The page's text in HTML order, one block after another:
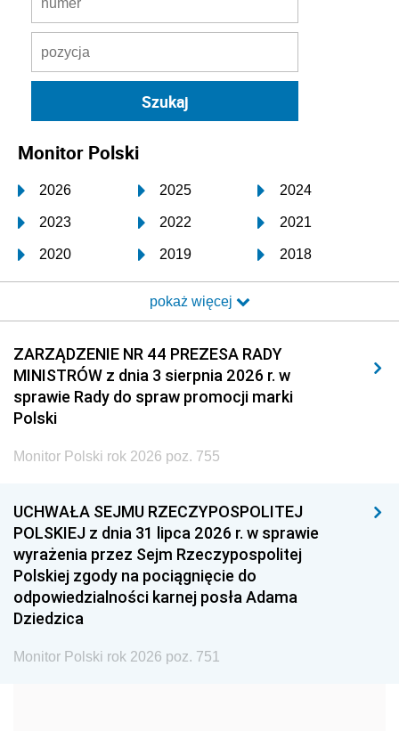
Monitor Polski
2026 2025 2024
2023 2022 2021
2020 2019 2018
2017 2016 2015
2014 2013 2012
2011 2010 2009
2008 2007 2006
2005
1996 1995 1994
1993 1992 1991
1990 1989
1987 1986 1985
pokaż więcej
ZARZĄDZENIE NR 44 PREZESA RADY
MINISTRÓW z dnia 3 sierpnia 2026 r. w
sprawie Rady do spraw promocji marki
Polski
Monitor Polski rok 2026 poz. 755
UCHWAŁA SEJMU RZECZYPOSPOLITEJ
POLSKIEJ z dnia 31 lipca 2026 r. w sprawie
wyrażenia przez Sejm Rzeczypospolitej
Polskiej zgody na pociągnięcie do
odpowiedzialności karnej posła Adama
Dziedzica
Monitor Polski rok 2026 poz. 751